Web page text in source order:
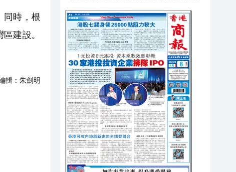
同時，根
建設。
輯： 朱劍明